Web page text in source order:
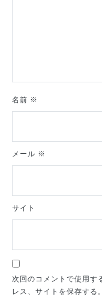
名前 ※
メール ※
サイト
次回のコメントで使用す
レス、サイトを保存する。